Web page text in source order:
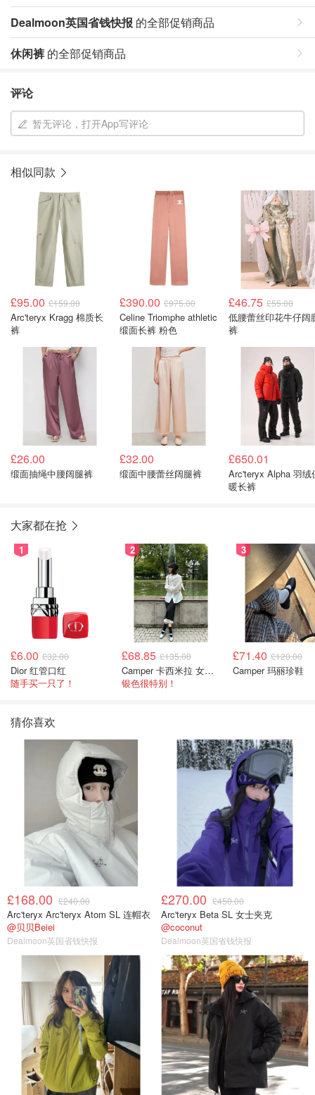
Dealmoon英国省钱快报 的全部促销商品
休闲裤 的全部促销商品
评论
暂无评论，打开App写评论
相似同款
£95.00 £159.00
Arc'teryx Kragg 棉质长
裤
£390.00 £975.00
Celine Triomphe athletic
缎面长裤 粉色
£46.75 £55.00
低腰蕾丝印花牛仔阔
裤
£26.00
缎面抽绳中腰阔腿裤
£32.00
缎面中腰蕾丝阔腿裤
£650.01
Arc'teryx Alpha 羽绒
暖长裤
大家都在抢
1
£6.00 £32.00
Dior 红管口红
随手买一只了！
2
£68.85 £135.00
Camper 卡西米拉 女士鞋子
银色很特别！
3
£71.40 £120.00
Camper 玛丽珍鞋
猜你喜欢
£168.00 £240.00
Arc'teryx Arc'teryx Atom SL 连帽衣
@贝贝Beiei
Dealmoon英国省钱快报
£270.00 £450.00
Arc'teryx Beta SL 女士夹克
@coconut
Dealmoon英国省钱快报